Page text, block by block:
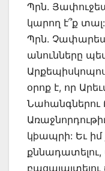
Պրն.
կարող է՞ք տալ:
Պրն.
անունները
օրոք է, որ
կþապրի: Եւ իմ